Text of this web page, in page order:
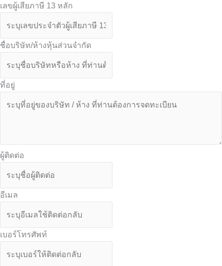
เลขผู้เสียภาษี 13 หลัก
ชื่อบริษัท/ห้างหุ้นส่วนจำกัด
ที่อยู่
ผู้ติดต่อ
อีเมล
เบอร์โทรศัพท์